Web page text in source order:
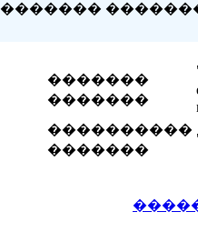
�������
�������
�������
����������
�������